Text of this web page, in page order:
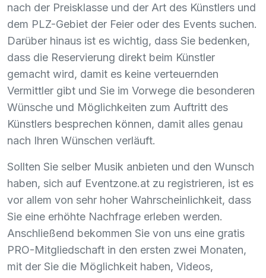
nach der Preisklasse und der Art des Künstlers und
dem PLZ-Gebiet der Feier oder des Events suchen.
Darüber hinaus ist es wichtig, dass Sie bedenken,
dass die Reservierung direkt beim Künstler
gemacht wird, damit es keine verteuernden
Vermittler gibt und Sie im Vorwege die besonderen
Wünsche und Möglichkeiten zum Auftritt des
Künstlers besprechen können, damit alles genau
nach Ihren Wünschen verläuft.
Sollten Sie selber Musik anbieten und den Wunsch
haben, sich auf Eventzone.at zu registrieren, ist es
vor allem von sehr hoher Wahrscheinlichkeit, dass
Sie eine erhöhte Nachfrage erleben werden.
Anschließend bekommen Sie von uns eine gratis
PRO-Mitgliedschaft in den ersten zwei Monaten,
mit der Sie die Möglichkeit haben, Videos,